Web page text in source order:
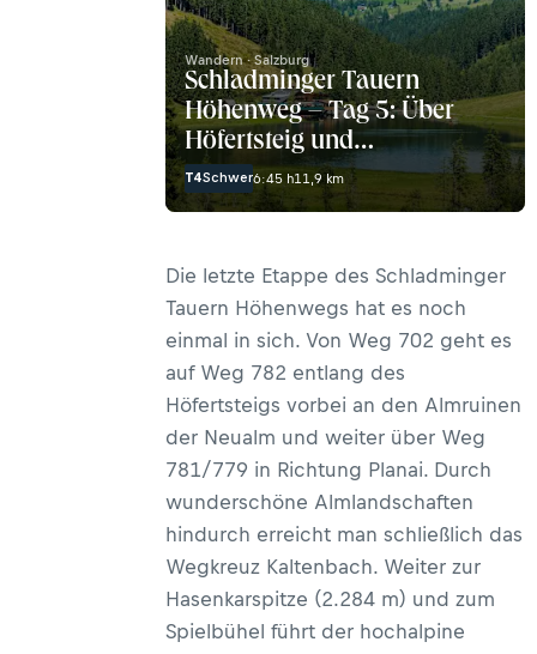
Wandern · Salzburg
Schladminger Tauern
Höhenweg – Tag 5: Über
Höfertsteig und
Neualmscharte ins Seewigtal
T4Schwer6:45 h11,9 km
Die letzte Etappe des Schladminger
Tauern Höhenwegs hat es noch
einmal in sich. Von Weg 702 geht es
auf Weg 782 entlang des
Höfertsteigs vorbei an den Almruinen
der Neualm und weiter über Weg
781/779 in Richtung Planai. Durch
wunderschöne Almlandschaften
hindurch erreicht man schließlich das
Wegkreuz Kaltenbach. Weiter zur
Hasenkarspitze (2.284 m) und zum
Spielbühel führt der hochalpine